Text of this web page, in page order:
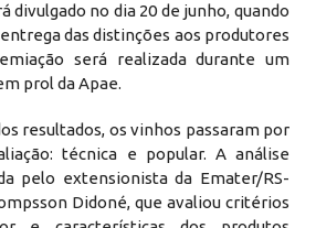
divulgado no dia 20 de junho, quando
das distinções aos produtores
será realizada durante um
prol da Apae.
resultados, os vinhos passaram por
técnica e popular. A análise
pelo extensionista da Emater/RS-
Didoné, que avaliou critérios